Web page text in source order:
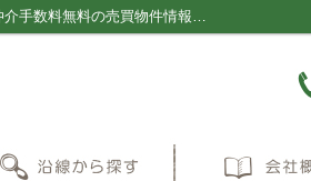
大野城市山田のマンション、戸建、土地一覧｜福岡の新築一戸建て・仲介手数料無料の売買物件情報ならプラス不動産販売株式会社